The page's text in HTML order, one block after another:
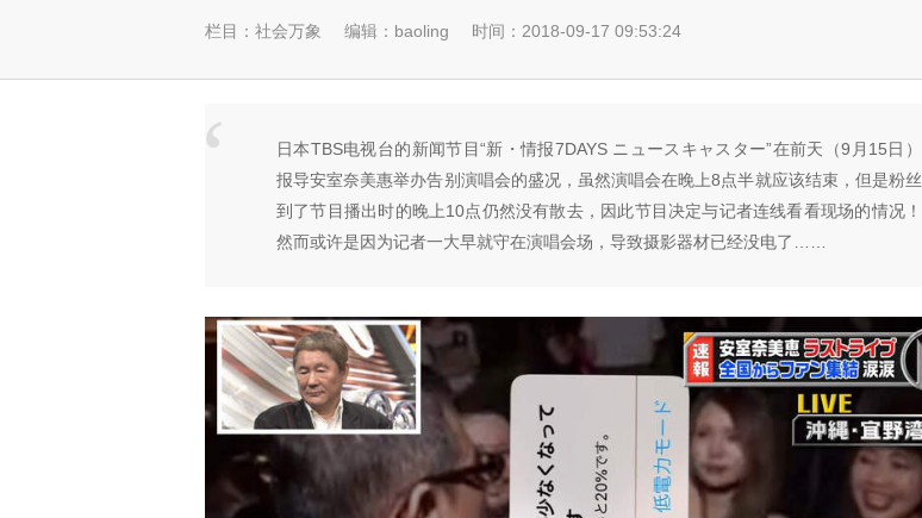
栏目： 社会万象 编辑：baoling 时间：2018-09-17 09:53:24
日本TBS电视台的新闻节目“新・情报7DAYS ニュースキャスター”在前天（9月15日）
报导安室奈美惠举办告别演唱会的盛况，虽然演唱会在晚上8点半就应该结束，但是粉丝
到了节目播出时的晚上10点仍然没有散去，因此节目决定与记者连线看看现场的情况！
然而或许是因为记者一大早就守在演唱会场，导致摄影器材已经没电了……